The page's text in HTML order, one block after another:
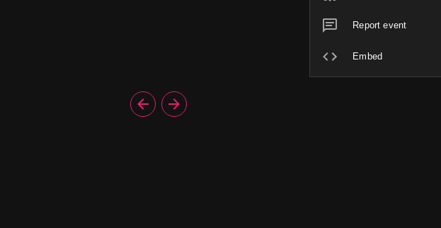
Report event
Embed